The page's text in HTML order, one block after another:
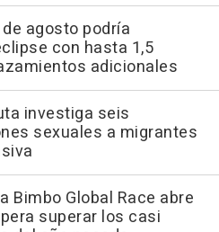
agosto podría
con hasta 1,5
adicionales
investiga seis
sexuales a migrantes
Bimbo Global Race abre
superar los casi